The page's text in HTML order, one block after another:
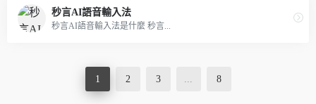
秒言AI語音輸入法
秒言AI語音輸入法是什麼 秒言...
1 2 3 ... 8